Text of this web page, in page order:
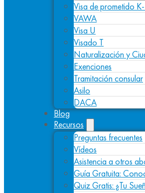
Visa de prometido
VAWA
Visa U
Visado T
Naturalización y
Exenciones
Tramitación consular
Asilo
DACA
Blog
Recursos
Preguntas frecuentes
Vídeos
Asistencia a otros
Guía Gratuita:
Quiz Gratis: ¿Tu